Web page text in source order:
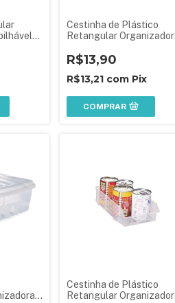
Cestinha de Plástico
Retangular
R$13,90
R$13,21 com Pix
COMPRAR
Cestinha de Plástico
Retangular